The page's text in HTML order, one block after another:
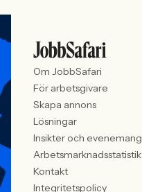
Om JobbSafari
För arbetsgivare
Skapa annons
Lösningar
Insikter och evenemang
Arbetsmarknadsstatistik
Kontakt
Integritetspolicy